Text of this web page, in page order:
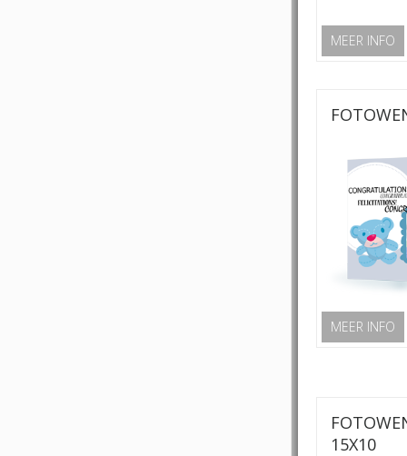
MEER INFO
MEER INFO
15X10